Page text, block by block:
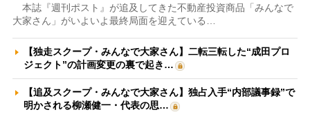
本誌『週刊ポスト』が追及してきた不動産投資商品「みんなで
大家さん」がいよいよ最終局面を迎えている…
【独走スクープ・みんなで大家さん】二転三転した“成田プロ
ジェクト”の計画変更の裏で起き…
【追及スクープ・みんなで大家さん】独占入手“内部議事録”で
明かされる柳瀬健一・代表の思…